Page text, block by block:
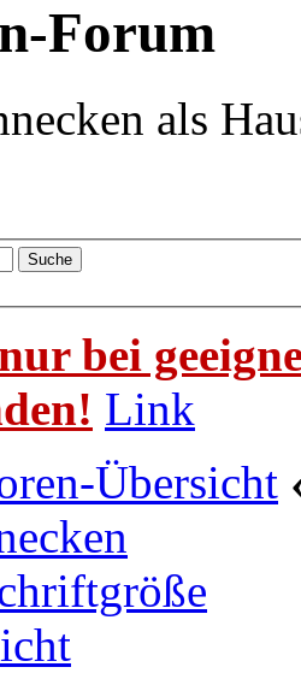
Forum
als
bei
Link
Übersicht